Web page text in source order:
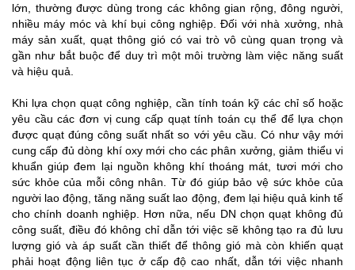
lớn, thường được dùng trong các không gian rộng, đông người,
nhiều máy móc và khí bụi công nghiệp. Đối với nhà xưởng, nhà
máy sản xuất, quạt thông gió có vai trò vô cùng quan trọng và
gần như bắt buộc để duy trì một môi trường làm việc năng suất
và hiệu quả.
Khi lựa chọn quạt công nghiệp, cần tính toán kỹ các chỉ số hoặc
yêu cầu các đơn vị cung cấp quạt tính toán cụ thể để lựa chọn
được quạt đúng công suất nhất so với yêu cầu. Có như vậy mới
cung cấp đủ dòng khí oxy mới cho các phân xưởng, giảm thiểu vi
khuẩn giúp đem lại nguồn không khí thoáng mát, tươi mới cho
sức khỏe của mỗi công nhân. Từ đó giúp bảo vệ sức khỏe của
người lao động, tăng năng suất lao động, đem lại hiệu quả kinh tế
cho chính doanh nghiệp. Hơn nữa, nếu DN chọn quạt không đủ
công suất, điều đó không chỉ dẫn tới việc sẽ không tạo ra đủ lưu
lượng gió và áp suất cần thiết để thông gió mà còn khiến quạt
phải hoạt động liên tục ở cấp độ cao nhất, dẫn tới việc nhanh